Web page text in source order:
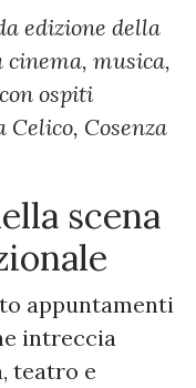
edizione della
musica,
ospiti
Cosenza
scena
appuntamenti
intreccia
teatro e